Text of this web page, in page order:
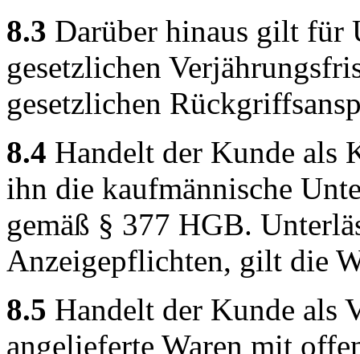
8.3 Darüber hinaus gilt für
gesetzlichen
gesetzlichen
8.4 Handelt der Kunde als
ihn die kaufmännische
gemäß § 377 HGB.
Anzeigepflichten, gilt die
8.5 Handelt der Kunde als
angelieferte Waren mit